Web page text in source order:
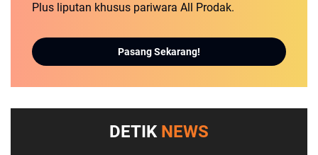
Plus liputan khusus pariwara All Prodak.
Pasang Sekarang!
DETIK NEWS